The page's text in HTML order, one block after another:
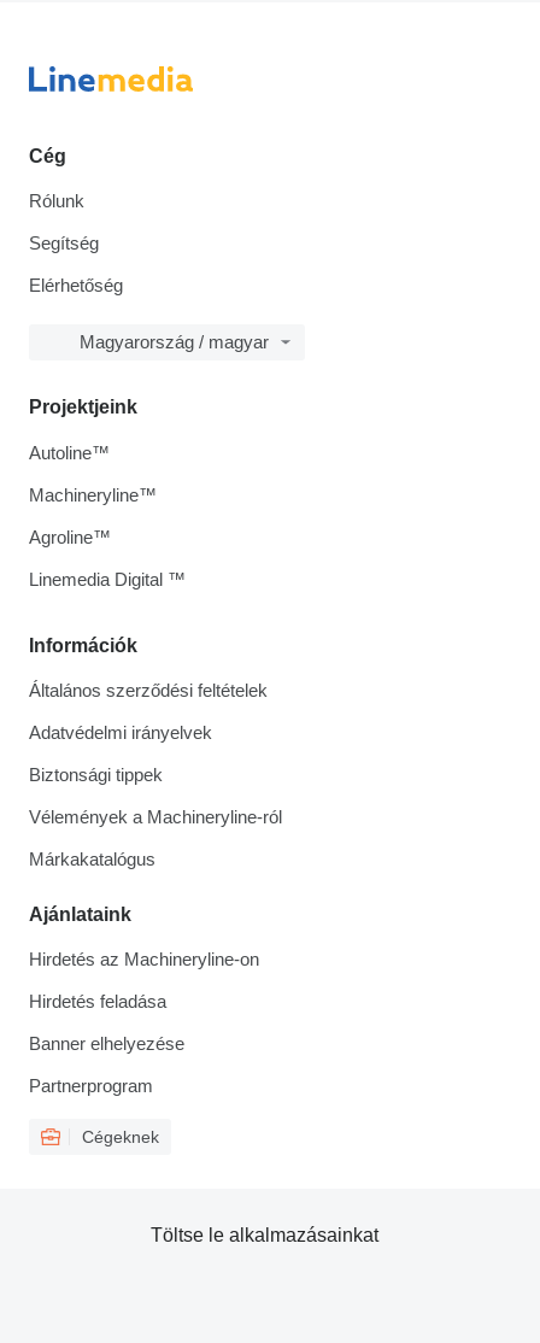
Cég
Rólunk
Segítség
Elérhetőség
Magyarország / magyar
Információk
Általános szerződési feltételek
Adatvédelmi irányelvek
Biztonsági tippek
Vélemények a Machineryline-ról
Márkakatalógus
Ajánlataink
Hirdetés az Machineryline-on
Hirdetés feladása
Banner elhelyezése
Partnerprogram
Cégeknek
Projektjeink
Autoline™
Machineryline™
Agroline™
Linemedia Digital ™
Töltse le alkalmazásainkat